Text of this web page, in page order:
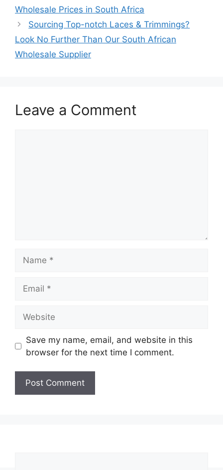
Wholesale Prices in South Africa
Sourcing Top-notch Laces & Trimmings?
Look No Further Than Our South African
Wholesale Supplier
Leave a Comment
Save my name, email, and website in this
browser for the next time I comment.